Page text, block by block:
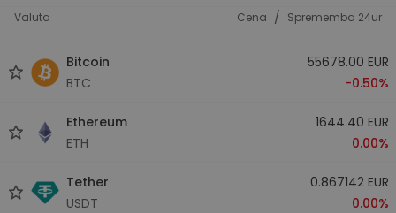
Valuta Cena / Sprememba 24ur
Bitcoin
BTC
55678.00 EUR
-0.50%
Ethereum
ETH
1644.40 EUR
0.00%
Tether
USDT
0.867142 EUR
0.00%